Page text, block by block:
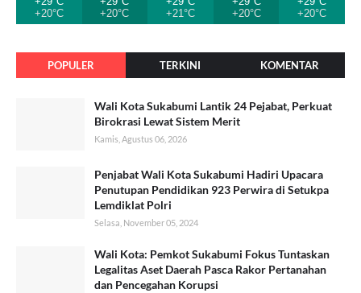
+20°C
+20°C
+21°C
+20°C
+20°C
POPULER TERKINI KOMENTAR
Wali Kota Sukabumi Lantik 24 Pejabat, Perkuat
Birokrasi Lewat Sistem Merit
Kamis, Agustus 06, 2026
Penjabat Wali Kota Sukabumi Hadiri Upacara
Penutupan Pendidikan 923 Perwira di Setukpa
Lemdiklat Polri
Selasa, November 05, 2024
Wali Kota: Pemkot Sukabumi Fokus Tuntaskan
Legalitas Aset Daerah Pasca Rakor Pertanahan
dan Pencegahan Korupsi